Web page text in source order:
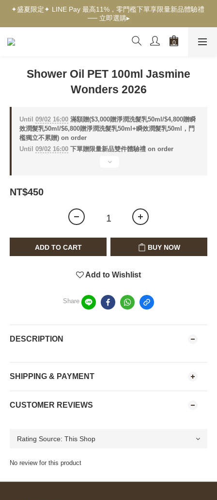
✦新客獨享✦ 首購輸入【welcome】滿$500現折$100 ── 立即選
購▸
✦盛夏限定✦ LINE Pay 最高11%，零門檻下單享限量新品體驗禮
── 立即選購▸
✦New✦ 熱帶果嶼限量系列，沉浸夏日慢旅時光 ── 立即探索▸
購▸
Shower Oil PET 100ml Jasmine
Wonders 2026
Until 09/02 16:00 滿額贈($3,000贈淨潤洗髮乳50ml/$4,800贈瞬
效潤髮乳50ml/$6,800贈淨潤洗髮乳50ml+瞬效潤髮乳50ml，門
檻獨立不累贈) on order
Until 09/02 16:00 下單贈限量新品雙件體驗禮 on order
NT$450
ADD TO CART BUY NOW
Add to Wishlist
Share
DESCRIPTION
SHIPPING & PAYMENT
CUSTOMER REVIEWS
No review for this product